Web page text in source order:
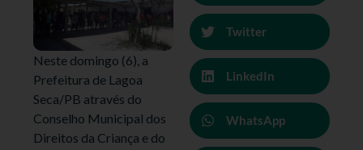
Neste domingo (6), a
Prefeitura de Lagoa
Seca/PB através do
Conselho Municipal dos
Direitos da Criança e do
Twitter
LinkedIn
WhatsApp